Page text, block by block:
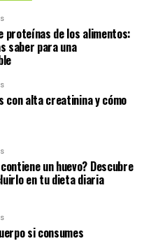
proteínas de los alimentos:
saber para una
con alta creatinina y cómo
un huevo? Descubre
en tu dieta diaria
si consumes